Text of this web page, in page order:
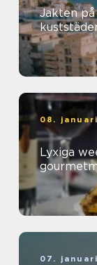
Jakten
08.
Lyxiga
07.